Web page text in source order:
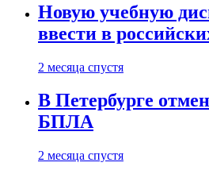
Новую учебную
ввести в
2 месяца спустя
В Петербурге
БПЛА
2 месяца спустя